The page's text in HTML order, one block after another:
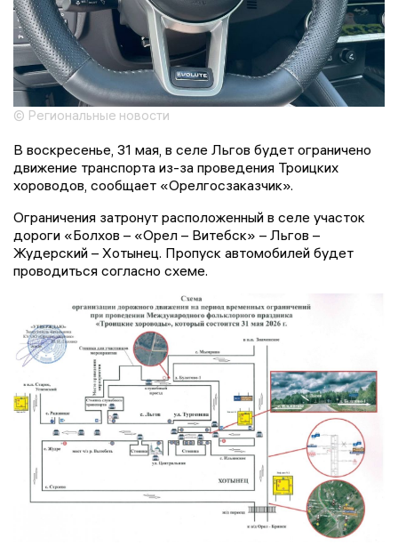
© Региональные новости
В воскресенье, 31 мая, в селе Льгов будет ограничено
движение транспорта из-за проведения Троицких
хороводов, сообщает «Орелгосзаказчик».
Ограничения затронут расположенный в селе участок
дороги «Болхов – «Орел – Витебск» – Льгов –
Жудерский – Хотынец. Пропуск автомобилей будет
проводиться согласно схеме.